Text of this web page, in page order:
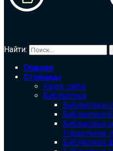
Найти:
Главная
Страницы
Карта сайта
Библиотека
Библиотека
Библиотека
Библиотека
Управление
Библиотека